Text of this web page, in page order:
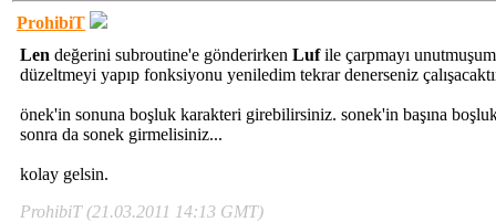
ProhibiT
Len değerini subroutine'e gönderirken Lufile çarpmayı
düzeltmeyi yapıp fonksiyonu yeniledim tekrar denerseniz
önek'in sonuna boşluk karakteri girebilirsiniz. sonek'in başına
sonra da sonek girmelisiniz...
kolay gelsin.
ProhibiT (21.03.2011 14:13 GMT)